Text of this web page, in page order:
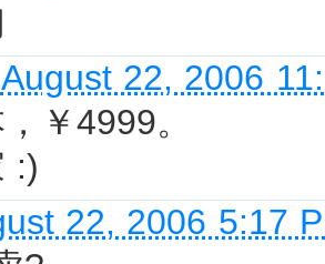
August 22, 2006
￥4999。
:)
22, 2006 5:17